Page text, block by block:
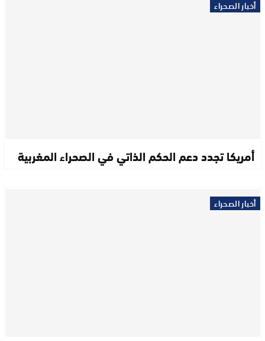
أخبار الصحراء
أمريكا تجدد دعم الحكم الذاتي في الصحراء المغربية
أخبار الصحراء